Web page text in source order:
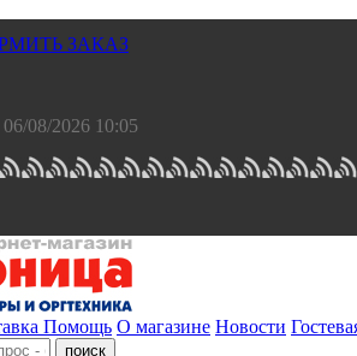
ЗАКАЗ
08/2026 10:05
Помощь О магазине Новости